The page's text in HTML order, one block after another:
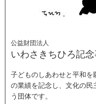
公益財団法人
いわさきちひろ記
子どものしあわせと平和
の業績を記念し、文化の
う団体です。